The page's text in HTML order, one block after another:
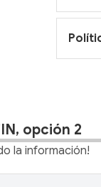
opción 2
la información!